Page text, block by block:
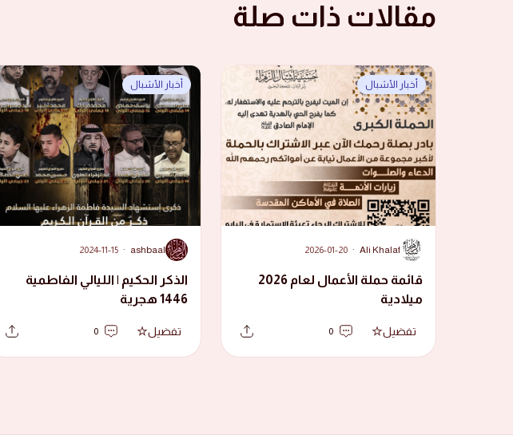
مقالات ذات صلة
أخبار الأشبال
A
Ali Khalaf
·
2026-01-20
قائمة حملة الأعمال لعام 2026
ميلادية
تفضيل 0
أخبار الأشبال
A
ashbaal
·
2024-11-15
الذكر الحكيم | الليالي الفاطمية
1446 هجرية
تفضيل 0